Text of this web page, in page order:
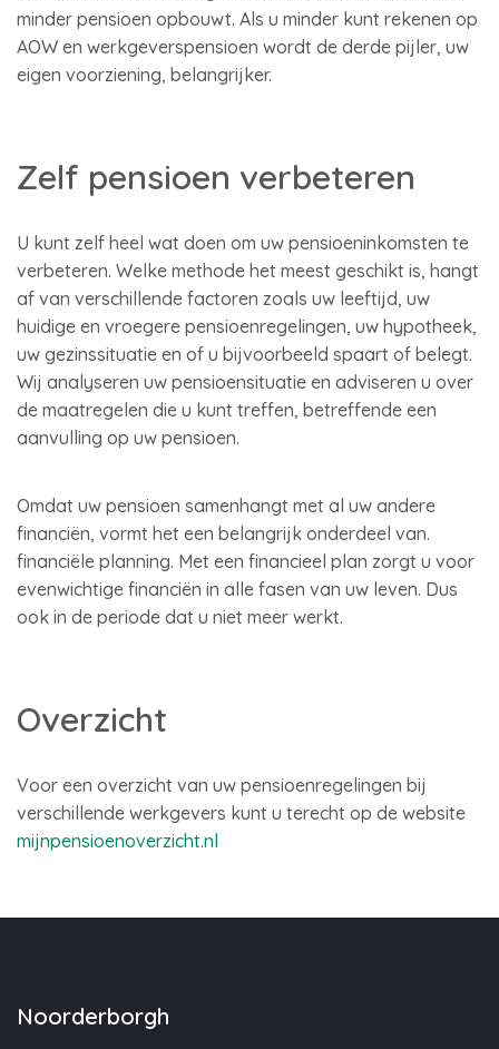
minder pensioen opbouwt. Als u minder kunt rekenen op
AOW en werkgeverspensioen wordt de derde pijler, uw
eigen voorziening, belangrijker.
Zelf pensioen verbeteren
U kunt zelf heel wat doen om uw pensioeninkomsten te
verbeteren. Welke methode het meest geschikt is, hangt
af van verschillende factoren zoals uw leeftijd, uw
huidige en vroegere pensioenregelingen, uw hypotheek,
uw gezinssituatie en of u bijvoorbeeld spaart of belegt.
Wij analyseren uw pensioensituatie en adviseren u over
de maatregelen die u kunt treffen, betreffende een
aanvulling op uw pensioen.
Omdat uw pensioen samenhangt met al uw andere
financiën, vormt het een belangrijk onderdeel van.
financiële planning. Met een financieel plan zorgt u voor
evenwichtige financiën in alle fasen van uw leven. Dus
ook in de periode dat u niet meer werkt.
Overzicht
Voor een overzicht van uw pensioenregelingen bij
verschillende werkgevers kunt u terecht op de website
mijnpensioenoverzicht.nl
Noorderborgh